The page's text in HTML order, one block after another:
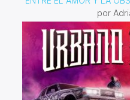
por